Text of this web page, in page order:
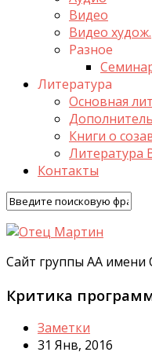
Видео
Видео худож.
Разное
Литература
Основная
Книги о
Литература
Контакты
Сайт группы АА
Критика
Заметки
31 Янв, 2016